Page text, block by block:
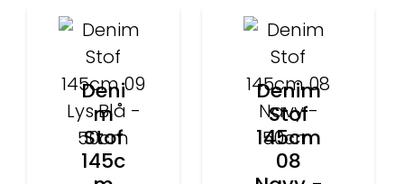
Deni
m
Stof
145c
Denim
Stof
145cm
08